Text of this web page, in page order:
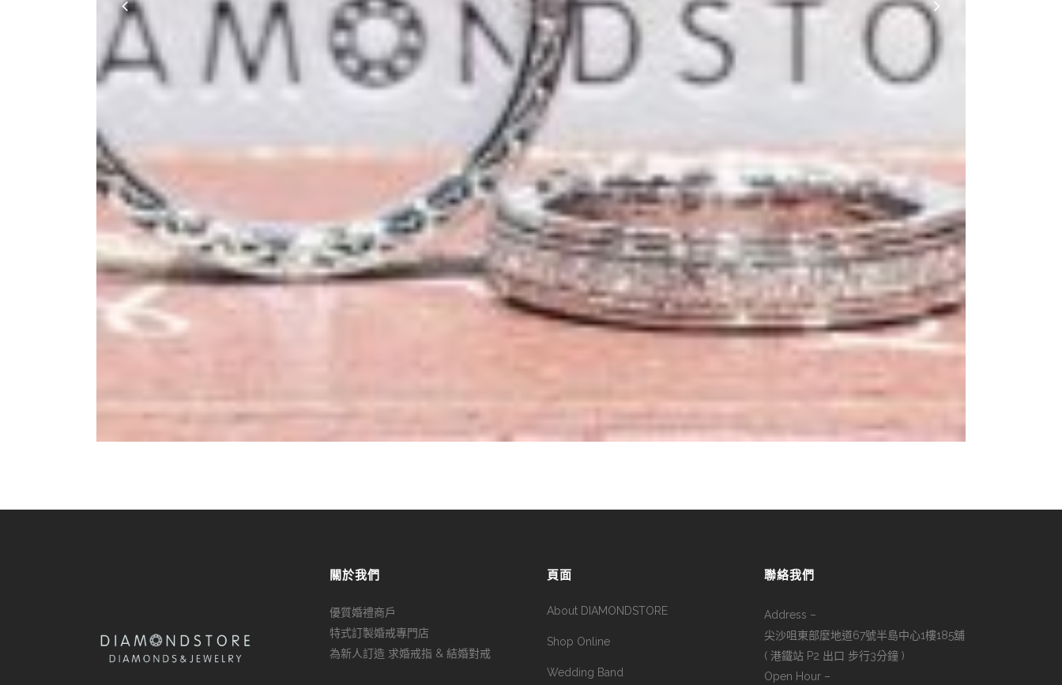
關於我們
優質婚禮商戶
特式訂製婚戒專門店
為新人訂造 求婚戒指 & 結婚對戒
頁面
About DIAMONDSTORE
Shop Online
Wedding Band
聯絡我們
Address –
尖沙咀東部麼地道67號半島中心1樓185舖
( 港鐵站 P2 出口 步行3分鐘 )
Open Hour –